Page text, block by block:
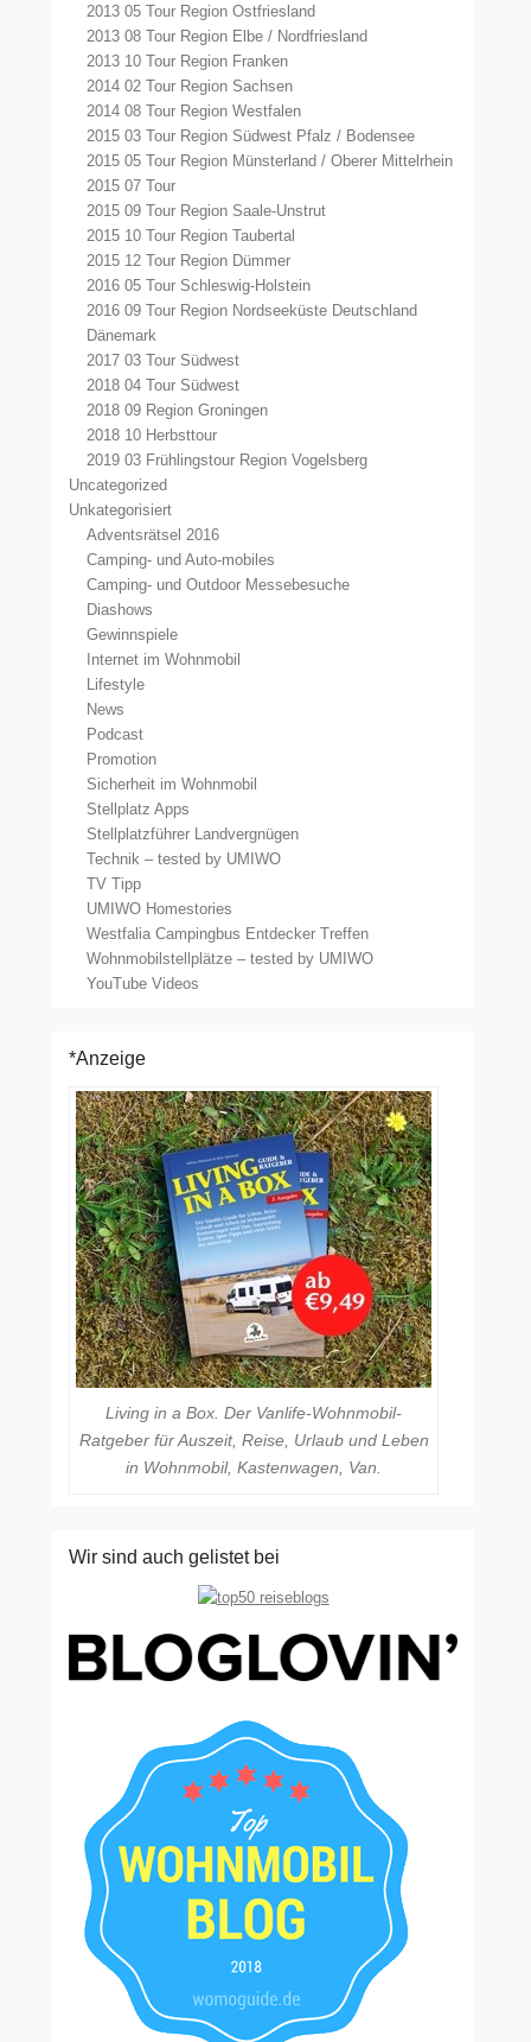
2013 05 Tour Region Ostfriesland
2013 08 Tour Region Elbe / Nordfriesland
2013 10 Tour Region Franken
2014 02 Tour Region Sachsen
2014 08 Tour Region Westfalen
2015 03 Tour Region Südwest Pfalz / Bodensee
2015 05 Tour Region Münsterland / Oberer Mittelrhein
2015 07 Tour
2015 09 Tour Region Saale-Unstrut
2015 10 Tour Region Taubertal
2015 12 Tour Region Dümmer
2016 05 Tour Schleswig-Holstein
2016 09 Tour Region Nordseeküste Deutschland
Dänemark
2017 03 Tour Südwest
2018 04 Tour Südwest
2018 09 Region Groningen
2018 10 Herbsttour
2019 03 Frühlingstour Region Vogelsberg
Uncategorized
Unkategorisiert
Adventsrätsel 2016
Camping- und Auto-mobiles
Camping- und Outdoor Messebesuche
Diashows
Gewinnspiele
Internet im Wohnmobil
Lifestyle
News
Podcast
Promotion
Sicherheit im Wohnmobil
Stellplatz Apps
Stellplatzführer Landvergnügen
Technik – tested by UMIWO
TV Tipp
UMIWO Homestories
Westfalia Campingbus Entdecker Treffen
Wohnmobilstellplätze – tested by UMIWO
YouTube Videos
*Anzeige
Living in a Box. Der Vanlife-Wohnmobil-
Ratgeber für Auszeit, Reise, Urlaub und Leben
in Wohnmobil, Kastenwagen, Van.
Wir sind auch gelistet bei